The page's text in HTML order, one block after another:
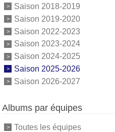
Saison 2018-2019
Saison 2019-2020
Saison 2022-2023
Saison 2023-2024
Saison 2024-2025
Saison 2025-2026
Saison 2026-2027
Albums par équipes
Toutes les équipes